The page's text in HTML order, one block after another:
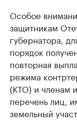
Особое
защитникам
губернатора,
порядок
повторная
режима
(КТО) и членам
перечень лиц,
земельный